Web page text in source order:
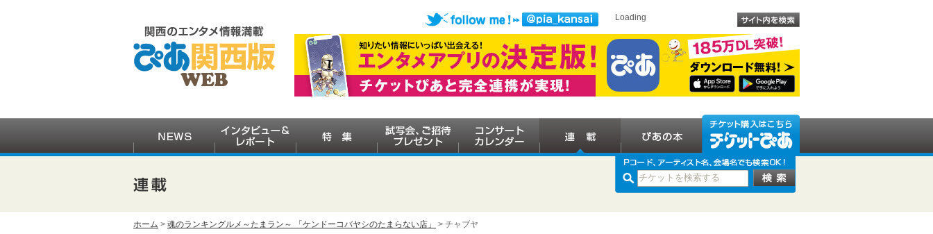
Loading
ホーム > 魂のランキングルメ～たまラン～ 「ケンドーコバヤシのたまらない店」 > チャブヤ